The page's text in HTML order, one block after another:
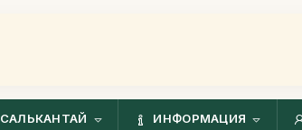
САЛЬКАНТАЙ ИНФОРМАЦИЯ